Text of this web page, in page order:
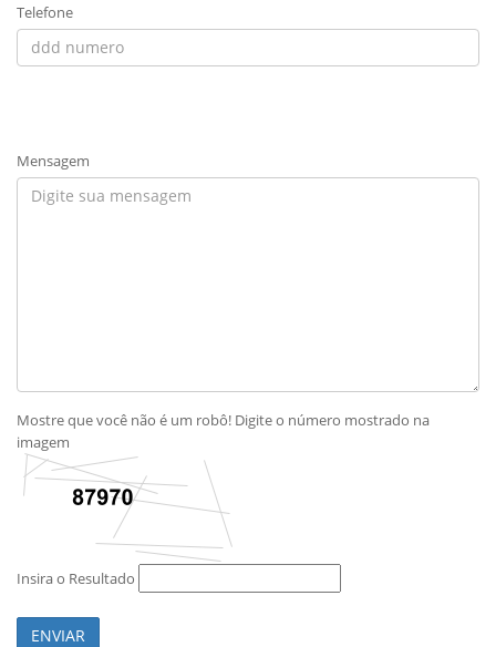
Telefone
Mensagem
Mostre que você não é um robô! Digite o número mostrado na
imagem
Insira o Resultado
ENVIAR